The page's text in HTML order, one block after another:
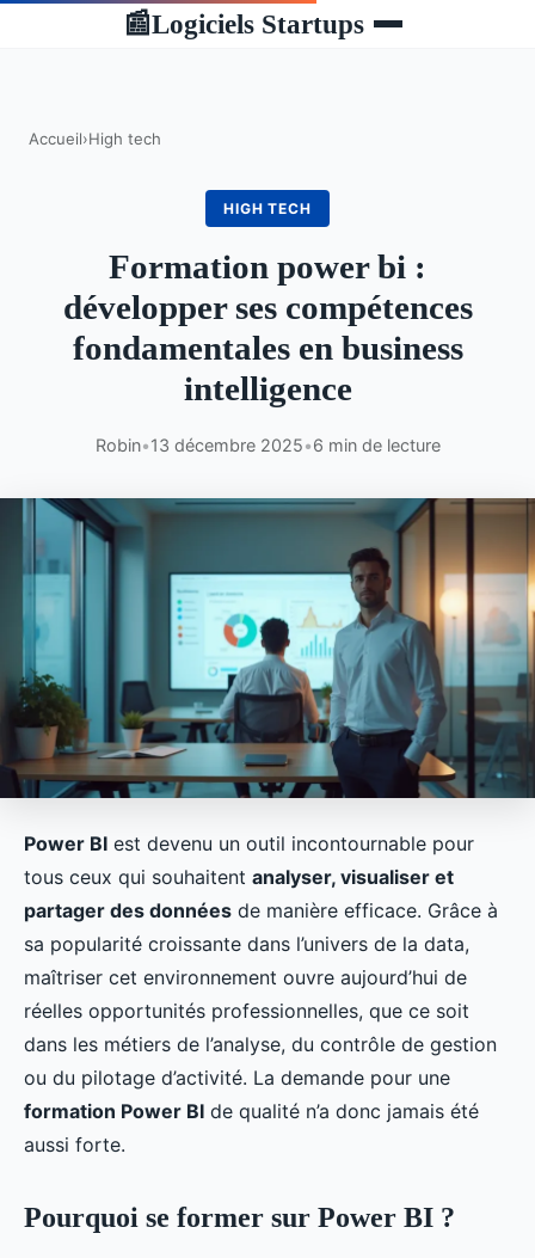
📰Logiciels Startups
Accueil›High tech
HIGH TECH
Formation power bi :
développer ses compétences
fondamentales en business
intelligence
Robin•13 décembre 2025•6 min de lecture
Power BI est devenu un outil incontournable pour
tous ceux qui souhaitent analyser, visualiser et
partager des données de manière efficace. Grâce à
sa popularité croissante dans l’univers de la data,
maîtriser cet environnement ouvre aujourd’hui de
réelles opportunités professionnelles, que ce soit
dans les métiers de l’analyse, du contrôle de gestion
ou du pilotage d’activité. La demande pour une
formation Power BI de qualité n’a donc jamais été
aussi forte.
Pourquoi se former sur Power BI ?